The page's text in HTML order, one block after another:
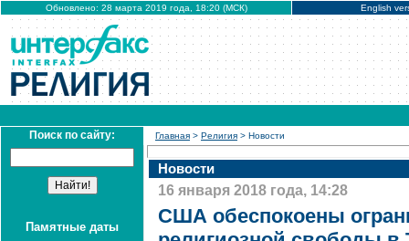
Обновлено: 28 марта 2019 года, 18:20 (МСК) English
Поиск по сайту:
Памятные даты
Главная > Религия > Новости
Новости
16 января 2018 года, 14:28
США обеспокоены